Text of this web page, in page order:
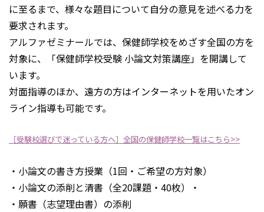
に至るまで、様々な題目について自分の意見を述べる力を
要求されます。
アルファゼミナールでは、保健師学校をめざす全国の方を
対象に、「保健師学校受験 小論文対策講座」を開講して
います。
対面指導のほか、遠方の方はインターネットを用いたオン
ライン指導も可能です。
［受験校選びで迷っている方へ］全国の保健師学校一覧はこちら>>
・小論文の書き方授業（1回・ご希望の方対象）
・小論文の添削と清書（全20課題・40枚）・
・願書（志望理由書）の添削